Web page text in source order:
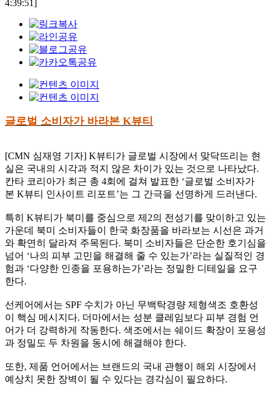
4:39:51]
글로벌 소비자가 바라본 K뷰티
[CMN 심재영 기자] K뷰티가 글로벌 시장에서 맞닥뜨리는 현
실은 국내의 시각과 적지 않은 차이가 있는 것으로 나타났다.
칸타 코리아가 최근 총 4회에 걸쳐 발표한 ‘글로벌 소비자가
본 K뷰티 인사이트 리포트’는 그 간극을 선명하게 드러낸다.
특히 K뷰티가 북미를 중심으로 제2의 전성기를 맞이하고 있는
가운데 북미 소비자들이 한국 화장품을 바라보는 시선은 과거
와 확연히 달라져 주목된다. 북미 소비자들은 단순한 호기심을
넘어 ‘나의 피부 고민을 해결해 줄 수 있는가’라는 실질적인 경
험과 ‘다양한 인종을 포용하는가’라는 정밀한 디테일을 요구
한다.
선케어에서는 SPF 수치가 아닌 무백탁경량 제형색조 호환성
이 핵심 메시지다. 더마에서는 성분 클레임보다 피부 경험 언
어가 더 강력하게 작동한다. 색조에서는 쉐이드 확장이 포용성
과 정밀도 두 차원을 동시에 해결해야 한다.
또한, 제품 언어에서는 브랜드의 국내 관행이 해외 시장에서
예상치 못한 장벽이 될 수 있다는 경각심이 필요하다.